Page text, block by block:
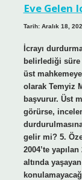
Eve Gelen
Tarih: Aralık 18,
İcrayı
belirlediği
üst
olarak Temyiz
başvurur. Üst
görürse,
gelir mi? 5.
2004’te
altında